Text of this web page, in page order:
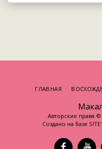
Авторские права
Создано на базе
ГЛАВНАЯ